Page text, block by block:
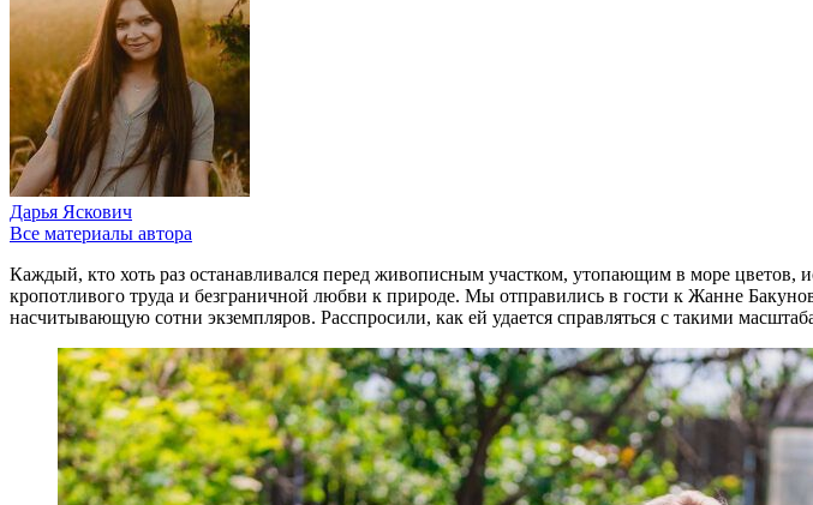
Дарья Яскович
Все материалы автора
Каждый, кто хоть раз останавливался перед живописным участком, утопающим в море цветов,
кропотливого труда и безграничной любви к природе. Мы отправились в гости к Жанне
насчитывающую сотни экземпляров. Расспросили, как ей удается справляться с такими